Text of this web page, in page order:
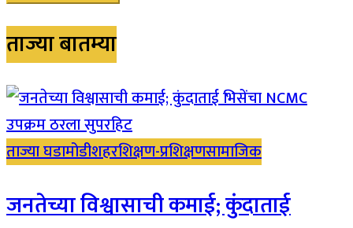
ताज्या बातम्या
ताज्या घडामोडीशहरशिक्षण-प्रशिक्षणसामाजिक
जनतेच्या विश्वासाची कमाई; कुंदाताई